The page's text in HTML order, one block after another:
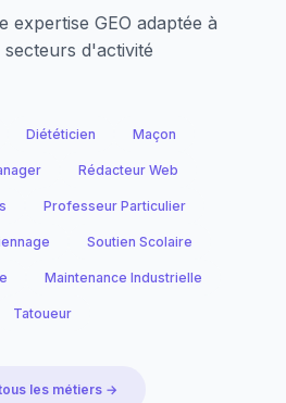
expertise GEO adaptée à
d'activité
Diététicien Maçon
Rédacteur Web
Professeur Particulier
Soutien Scolaire
Maintenance Industrielle
Tatoueur
les métiers →